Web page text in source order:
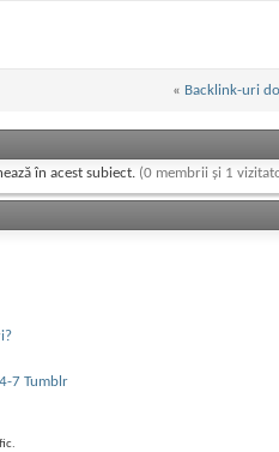
« Backlink-uri
în acest subiect. (0 membrii și 1
7 Tumblr